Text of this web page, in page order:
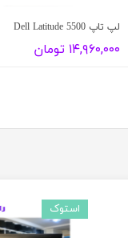
لپ تاپ Dell Latitude 5500
۱۴,۹۶۰,۰۰۰ تومان
استوک